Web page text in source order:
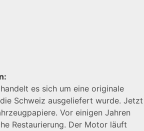
es sich um eine originale
Schweiz ausgeliefert wurde. Jetzt
Vor einigen Jahren
Restaurierung. Der Motor läuft